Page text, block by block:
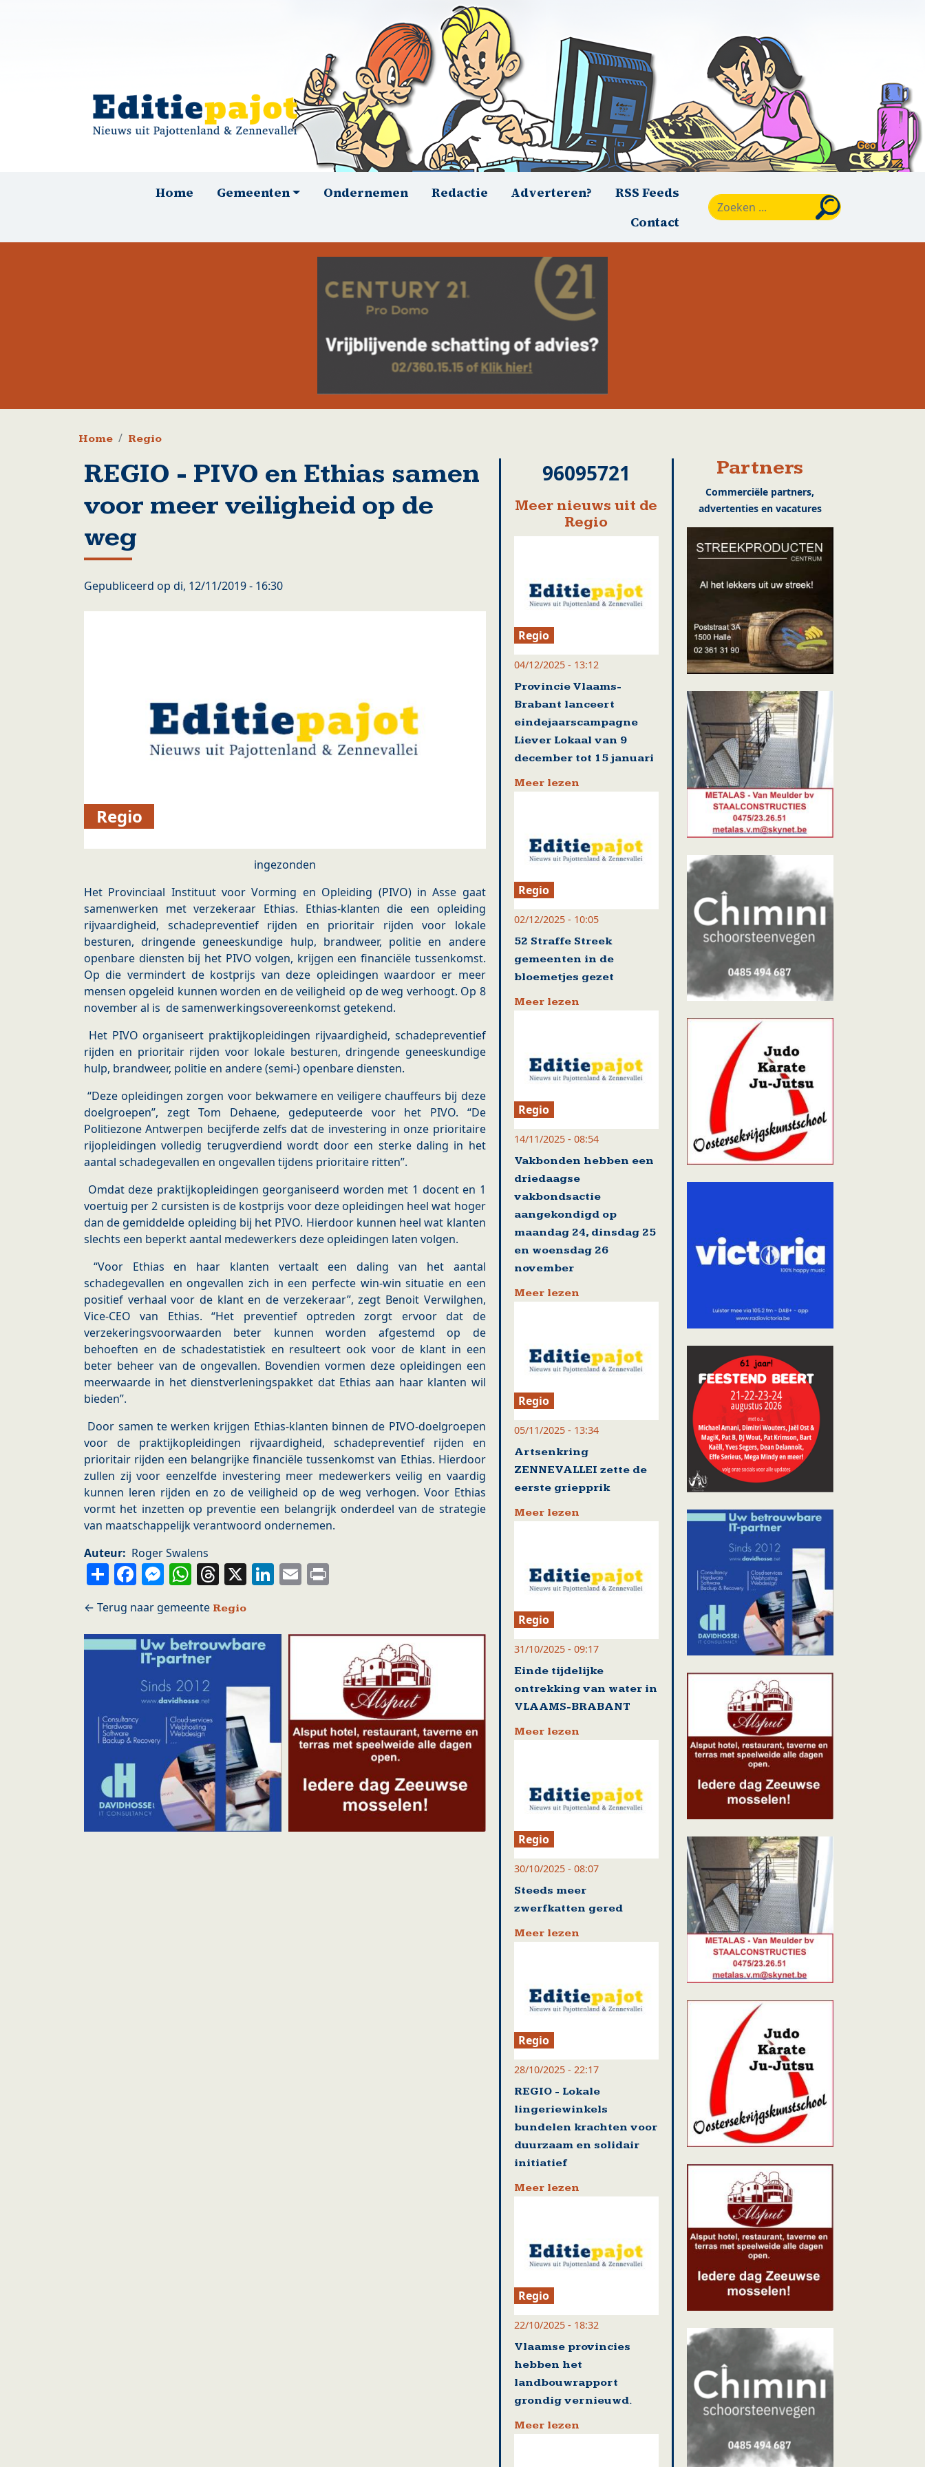
HoofdnavigatieHome Gemeenten Ondernemen Redactie Adverteren?
RSS Feeds
Contact
Kruimelpad
Home Regio
REGIO - PIVO en Ethias samen
voor meer veiligheid op de
weg
Gepubliceerd op di, 12/11/2019 - 16:30
Regio
ingezonden
Het Provinciaal Instituut voor Vorming en Opleiding (PIVO) in Asse gaat
samenwerken met verzekeraar Ethias. Ethias-klanten die een opleiding
rijvaardigheid, schadepreventief rijden en prioritair rijden voor lokale
besturen, dringende geneeskundige hulp, brandweer, politie en andere
openbare diensten bij het PIVO volgen, krijgen een financiële tussenkomst.
Op die vermindert de kostprijs van deze opleidingen waardoor er meer
mensen opgeleid kunnen worden en de veiligheid op de weg verhoogt. Op 8
november al is de samenwerkingsovereenkomst getekend.
Het PIVO organiseert praktijkopleidingen rijvaardigheid, schadepreventief
rijden en prioritair rijden voor lokale besturen, dringende geneeskundige
hulp, brandweer, politie en andere (semi-) openbare diensten.
“Deze opleidingen zorgen voor bekwamere en veiligere chauffeurs bij deze
doelgroepen”, zegt Tom Dehaene, gedeputeerde voor het PIVO. “De
Politiezone Antwerpen becijferde zelfs dat de investering in onze prioritaire
rijopleidingen volledig terugverdiend wordt door een sterke daling in het
aantal schadegevallen en ongevallen tijdens prioritaire ritten”.
Omdat deze praktijkopleidingen georganiseerd worden met 1 docent en 1
voertuig per 2 cursisten is de kostprijs voor deze opleidingen heel wat hoger
dan de gemiddelde opleiding bij het PIVO. Hierdoor kunnen heel wat klanten
slechts een beperkt aantal medewerkers deze opleidingen laten volgen.
“Voor Ethias en haar klanten vertaalt een daling van het aantal
schadegevallen en ongevallen zich in een perfecte win-win situatie en een
positief verhaal voor de klant en de verzekeraar”, zegt Benoit Verwilghen,
Vice-CEO van Ethias. “Het preventief optreden zorgt ervoor dat de
verzekeringsvoorwaarden beter kunnen worden afgestemd op de
behoeften en de schadestatistiek en resulteert ook voor de klant in een
beter beheer van de ongevallen. Bovendien vormen deze opleidingen een
meerwaarde in het dienstverleningspakket dat Ethias aan haar klanten wil
bieden”.
Door samen te werken krijgen Ethias-klanten binnen de PIVO-doelgroepen
voor de praktijkopleidingen rijvaardigheid, schadepreventief rijden en
prioritair rijden een belangrijke financiële tussenkomst van Ethias. Hierdoor
zullen zij voor eenzelfde investering meer medewerkers veilig en vaardig
kunnen leren rijden en zo de veiligheid op de weg verhogen. Voor Ethias
vormt het inzetten op preventie een belangrijk onderdeel van de strategie
van maatschappelijk verantwoord ondernemen.
Auteur
Roger Swalens
ShareFacebook
Messenger
WhatsApp
Threads
X LinkedIn
Email
Regio
96095721
Meer nieuws uit de
Regio
Regio
04/12/2025 - 13:12
Provincie Vlaams-
Brabant lanceert
eindejaarscampagne
Liever Lokaal van 9
december tot 15 januari
Meer lezen
Regio
02/12/2025 - 10:05
52 Straffe Streek
gemeenten in de
bloemetjes gezet
Meer lezen
Regio
14/11/2025 - 08:54
Vakbonden hebben een
driedaagse
vakbondsactie
aangekondigd op
maandag 24, dinsdag 25
en woensdag 26
november
Meer lezen
Regio
05/11/2025 - 13:34
Artsenkring
ZENNEVALLEI zette de
eerste griepprik
Meer lezen
Regio
31/10/2025 - 09:17
Einde tijdelijke
ontrekking van water in
VLAAMS-BRABANT
Meer lezen
Regio
30/10/2025 - 08:07
Steeds meer
zwerfkatten gered
Meer lezen
Regio
28/10/2025 - 22:17
REGIO - Lokale
lingeriewinkels
bundelen krachten voor
duurzaam en solidair
initiatief
Meer lezen
Regio
22/10/2025 - 18:32
Vlaamse provincies
hebben het
landbouwrapport
grondig vernieuwd.
Meer lezen
Partners
Commerciële partners,
advertenties en vacatures